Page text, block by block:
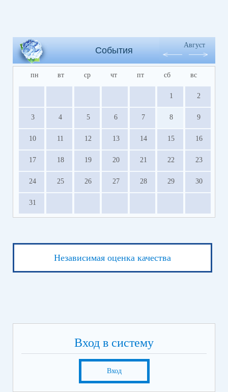
События
Август
пн вт ср чт пт сб вс
1 2
3 4 5 6 7 8 9
10 11 12 13 14 15 16
17 18 19 20 21 22 23
24 25 26 27 28 29 30
31
Независимая оценка качества
Вход в систему
Вход